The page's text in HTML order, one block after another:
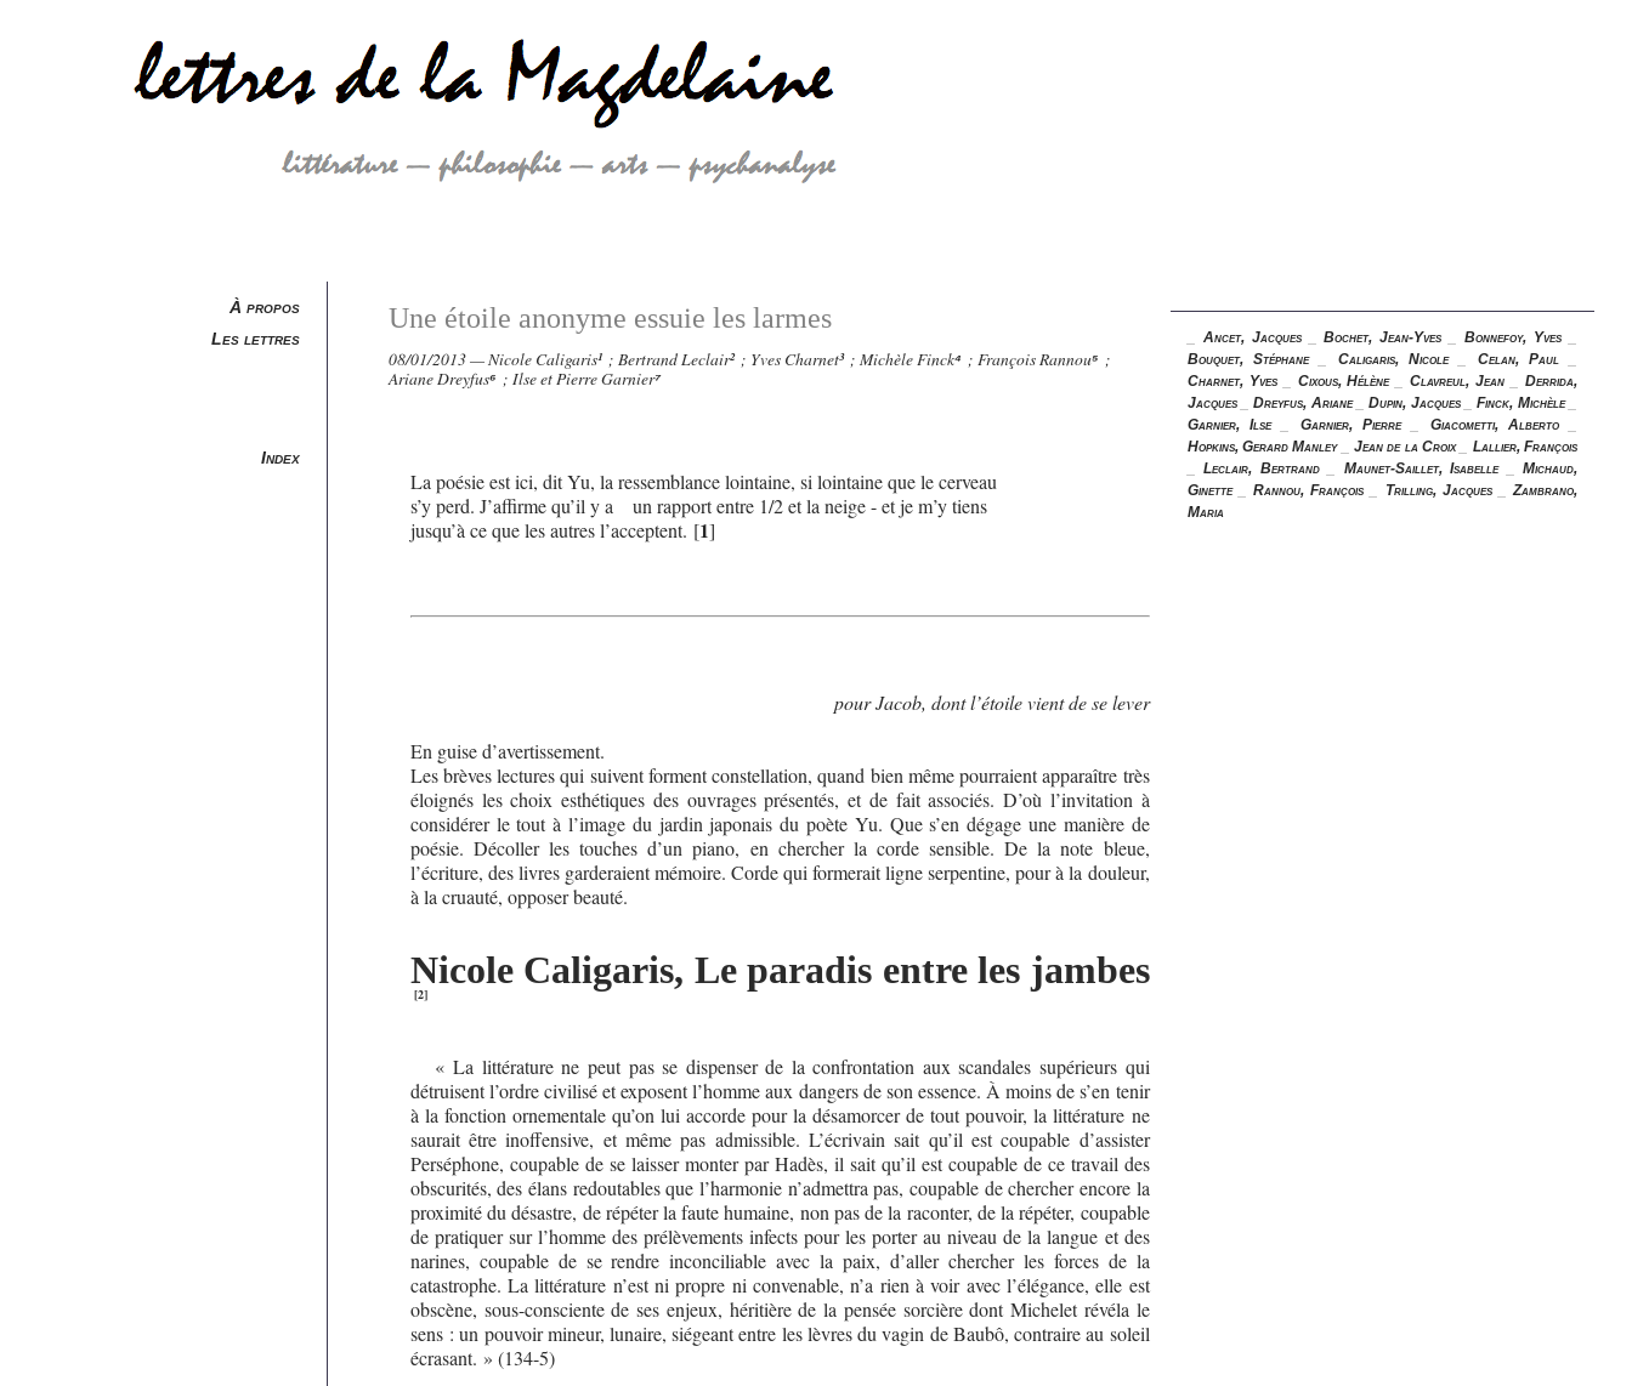
À propos
Les lettres
Index
Une étoile anonyme essuie les larmes
08/01/2013 — Nicole Caligaris¹; Bertrand Leclair²; Yves Charnet³; Michèle Finck⁴ ; François Rannou⁵ ;
Ariane Dreyfus⁶ ; Ilse et Pierre Garnier⁷
La poésie est ici, dit Yu, la ressemblance lointaine, si lointaine que le cerveau
s’y perd. J’affirme qu’il y a
un rapport entre 1/2 et la neige - et je m’y tiens
jusqu’à ce que les autres l’acceptent. [1]
pour Jacob, dont l’étoile vient de se lever
En guise d’avertissement.
Les brèves lectures qui suivent forment constellation, quand bien même pourraient apparaître très
éloignés les choix esthétiques des ouvrages présentés, et de fait associés. D’où l’invitation à
considérer le tout à l’image du jardin japonais du poète Yu. Que s’en dégage une manière de
poésie. Décoller les touches d’un piano, en chercher la corde sensible. De la note bleue,
l’écriture, des livres garderaient mémoire. Corde qui formerait ligne serpentine, pour à la douleur,
à la cruauté, opposer beauté.
Nicole Caligaris, Le paradis entre les jambes
[2]
« La littérature ne peut pas se dispenser de la confrontation aux scandales supérieurs qui
détruisent l’ordre civilisé et exposent l’homme aux dangers de son essence. À moins de s’en tenir
à la fonction ornementale qu’on lui accorde pour la désamorcer de tout pouvoir, la littérature ne
saurait être inoffensive, et même pas admissible. L’écrivain sait qu’il est coupable d’assister
Perséphone, coupable de se laisser monter par Hadès, il sait qu’il est coupable de ce travail des
obscurités, des élans redoutables que l’harmonie n’admettra pas, coupable de chercher encore la
proximité du désastre, de répéter la faute humaine, non pas de la raconter, de la répéter, coupable
de pratiquer sur l’homme des prélèvements infects pour les porter au niveau de la langue et des
narines, coupable de se rendre inconciliable avec la paix, d’aller chercher les forces de la
catastrophe. La littérature n’est ni propre ni convenable, n’a rien à voir avec l’élégance, elle est
obscène, sous-consciente de ses enjeux, héritière de la pensée sorcière dont Michelet révéla le
sens : un pouvoir mineur, lunaire, siégeant entre les lèvres du vagin de Baubô, contraire au soleil
écrasant. » (134-5)
Ancet, Jacques_Bochet, Jean-Yves _Bonnefoy, Yves
Bouquet, Stéphane_ Caligaris, Nicole_ Celan, Paul_
Charnet, Yves_ Cixous, Hélène_Clavreul, Jean _Derrida,
Jacques_Dreyfus, Ariane_Dupin, Jacques_Finck, Michèle_
Garnier, Ilse_ Garnier, Pierre_ Giacometti, Alberto_
Hopkins, Gerard Manley_Jean de la Croix_ Lallier, François
_Leclair, Bertrand_ Maunet-Saillet, Isabelle_Michaud,
Ginette_Rannou, François Trilling, Jacques_Zambrano,
Maria